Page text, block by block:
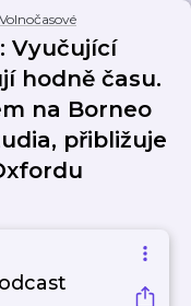
Volnočasové
Vyučující
hodně času.
na Borneo
přibližuje